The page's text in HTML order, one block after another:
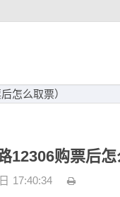
怎么取票）
12306购票后怎
17:40:34